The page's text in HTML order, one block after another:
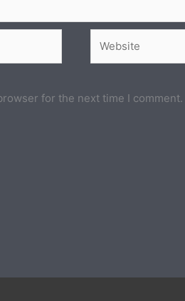
for the next time I comment.